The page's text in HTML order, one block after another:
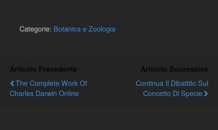
Categorie: Botanica e Zoologia
Articolo Precedente
The Complete Work Of
Charles Darwin Online
Articolo Successivo
Continua Il Dibattito Sul
Concetto Di Specie